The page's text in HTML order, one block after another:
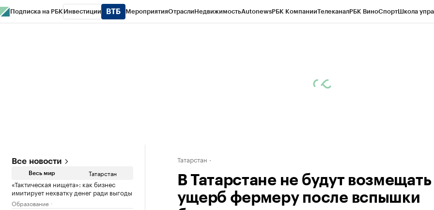
Подписка на РБК Инвестиции МероприятияОтраслиНедвижимостьAutonewsРБК КомпанииТелеканалРБК ВиноСпортШкола
Все новости
Весь мир Татарстан
«Тактическая нищета»: как бизнес
имитирует нехватку денег ради выгоды
Образование
Татарстан
В Татарстане не будут возмещать
ущерб фермеру после вспышки